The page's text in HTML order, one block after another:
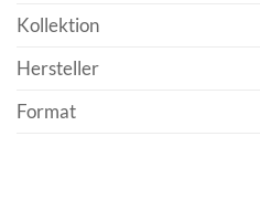
Kollektion
Hersteller
Format